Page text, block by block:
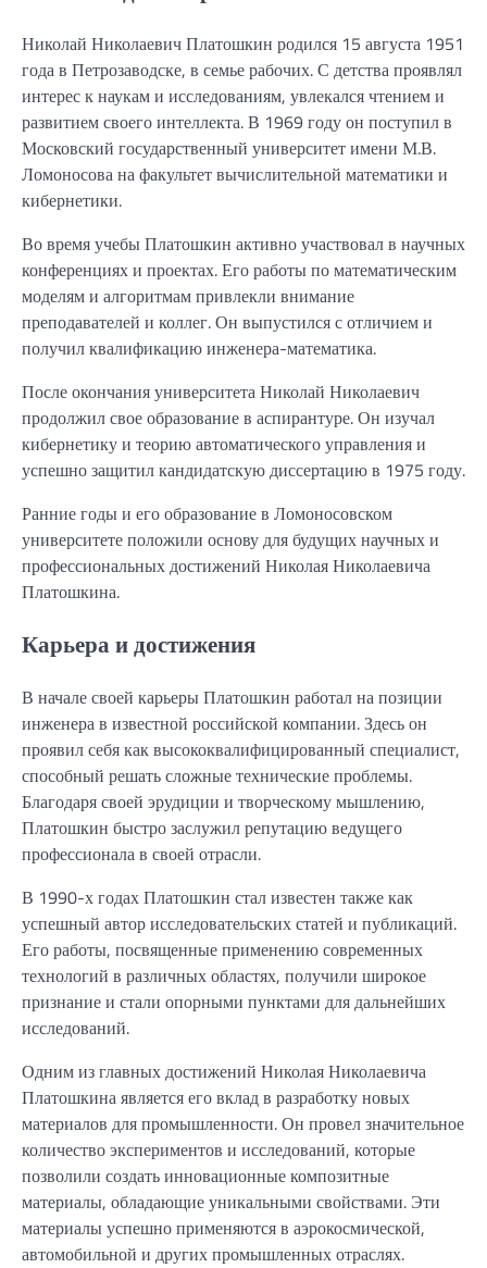
Николай Николаевич Платошкин родился 15 августа 1951
года в Петрозаводске, в семье рабочих. С детства проявлял
интерес к наукам и исследованиям, увлекался чтением и
развитием своего интеллекта. В 1969 году он поступил в
Московский государственный университет имени М.В.
Ломоносова на факультет вычислительной математики и
кибернетики.
Во время учебы Платошкин активно участвовал в научных
конференциях и проектах. Его работы по математическим
моделям и алгоритмам привлекли внимание
преподавателей и коллег. Он выпустился с отличием и
получил квалификацию инженера-математика.
После окончания университета Николай Николаевич
продолжил свое образование в аспирантуре. Он изучал
кибернетику и теорию автоматического управления и
успешно защитил кандидатскую диссертацию в 1975 году.
Ранние годы и его образование в Ломоносовском
университете положили основу для будущих научных и
профессиональных достижений Николая Николаевича
Платошкина.
Карьера и достижения
В начале своей карьеры Платошкин работал на позиции
инженера в известной российской компании. Здесь он
проявил себя как высококвалифицированный специалист,
способный решать сложные технические проблемы.
Благодаря своей эрудиции и творческому мышлению,
Платошкин быстро заслужил репутацию ведущего
профессионала в своей отрасли.
В 1990-х годах Платошкин стал известен также как
успешный автор исследовательских статей и публикаций.
Его работы, посвященные применению современных
технологий в различных областях, получили широкое
признание и стали опорными пунктами для дальнейших
исследований.
Одним из главных достижений Николая Николаевича
Платошкина является его вклад в разработку новых
материалов для промышленности. Он провел значительное
количество экспериментов и исследований, которые
позволили создать инновационные композитные
материалы, обладающие уникальными свойствами. Эти
материалы успешно применяются в аэрокосмической,
автомобильной и других промышленных отраслях.